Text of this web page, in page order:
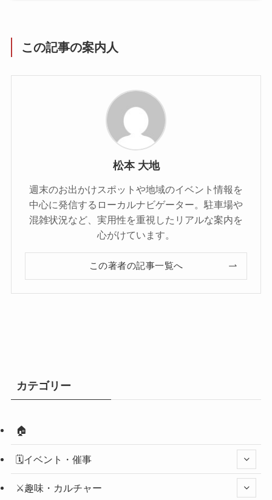
この記事の案内人
松本 大地
週末のお出かけスポットや地域のイベント情報を
中心に発信するローカルナビゲーター。駐車場や
混雑状況など、実用性を重視したリアルな案内を
心がけています。
この著者の記事一覧へ
カテゴリー
🏠
🗓️イベント・催事
⚔️趣味・カルチャー